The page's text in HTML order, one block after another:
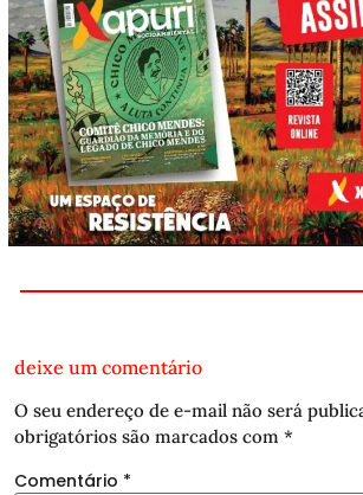
deixe um comentário
O seu endereço de e-mail não será
obrigatórios são marcados com *
Comentário *